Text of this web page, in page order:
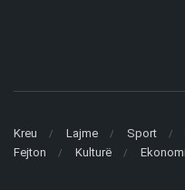
Kreu Lajme Sport
Fejton
Kulturë